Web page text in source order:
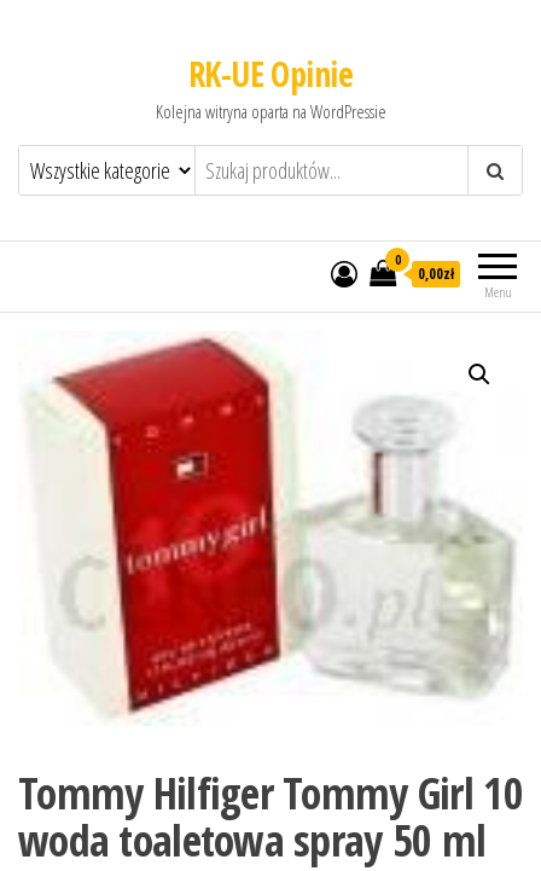
RK-UE Opinie
Kolejna witryna oparta na WordPressie
Menu
0
0,00zł
Tommy Hilfiger Tommy Girl 10
woda toaletowa spray 50 ml